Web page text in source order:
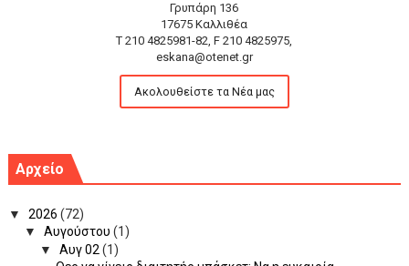
Γρυπάρη 136
17675 Καλλιθέα
T 210 4825981-82, F 210 4825975,
eskana@otenet.gr
Ακολουθείστε τα Νέα μας
Αρχείο
▼ 2026 (72)
▼ Αυγούστου (1)
▼ Αυγ 02 (1)